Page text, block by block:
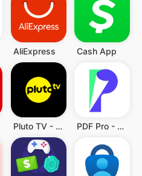
AliExpress Cash App
Pluto TV - TV, Filme & Serien PDF Pro - Reader & Maker